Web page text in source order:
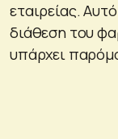
εταιρείας.
διάθεση του
υπάρχει